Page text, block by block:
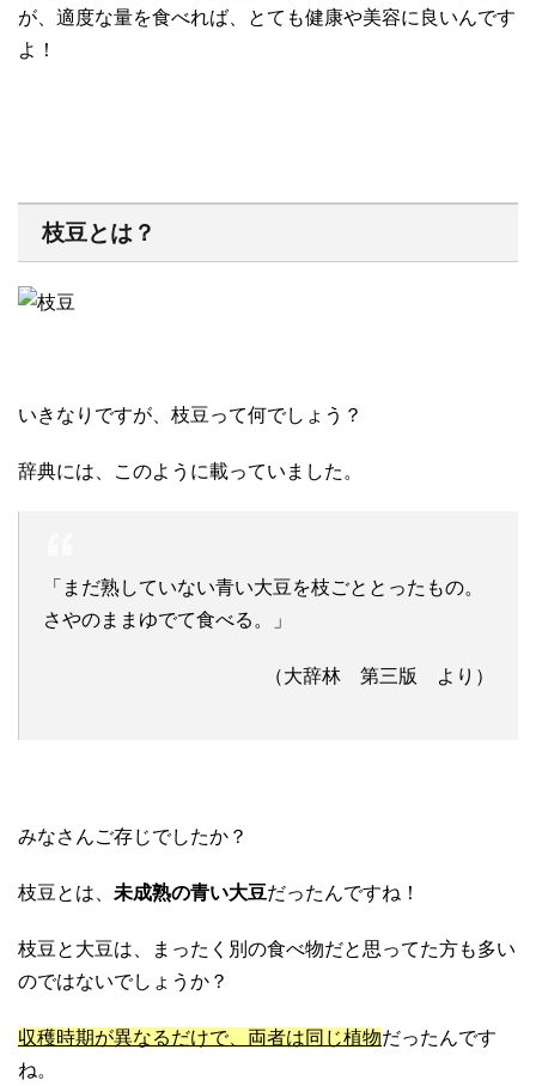
が、適度な量を食べれば、とても健康や美容に良いんです
よ！
枝豆とは？
いきなりですが、枝豆って何でしょう？
辞典には、このように載っていました。
「まだ熟していない青い大豆を枝ごととったもの。
さやのままゆでて食べる。」
（大辞林 第三版 より）
みなさんご存じでしたか？
枝豆とは、 未成熟の青い大豆だったんですね！
枝豆と大豆は、まったく別の食べ物だと思ってた方も多い
のではないでしょうか？
収穫時期が異なるだけで、両者は同じ植物だったんです
ね。